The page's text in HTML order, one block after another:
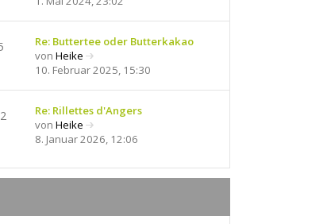
a
g
B
i
a
u
e
t
B
i
r
Re: Buttertee oder Butterkakao
von Heike
N
u
e
t
r
B
10. Februar 2025, 15:30
Re: Rillettes d'Angers
von Heike
N
u
e
8. Januar 2026, 12:06